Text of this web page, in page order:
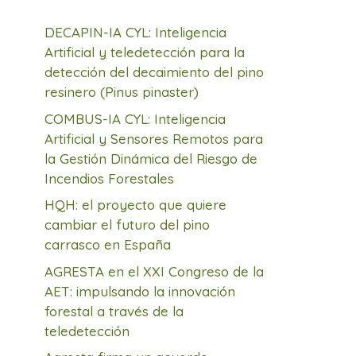
DECAPIN-IA CYL: Inteligencia
Artificial y teledetección para la
detección del decaimiento del pino
resinero (Pinus pinaster)
COMBUS-IA CYL: Inteligencia
Artificial y Sensores Remotos para
la Gestión Dinámica del Riesgo de
Incendios Forestales
HQH: el proyecto que quiere
cambiar el futuro del pino
carrasco en España
AGRESTA en el XXI Congreso de la
AET: impulsando la innovación
forestal a través de la
teledetección